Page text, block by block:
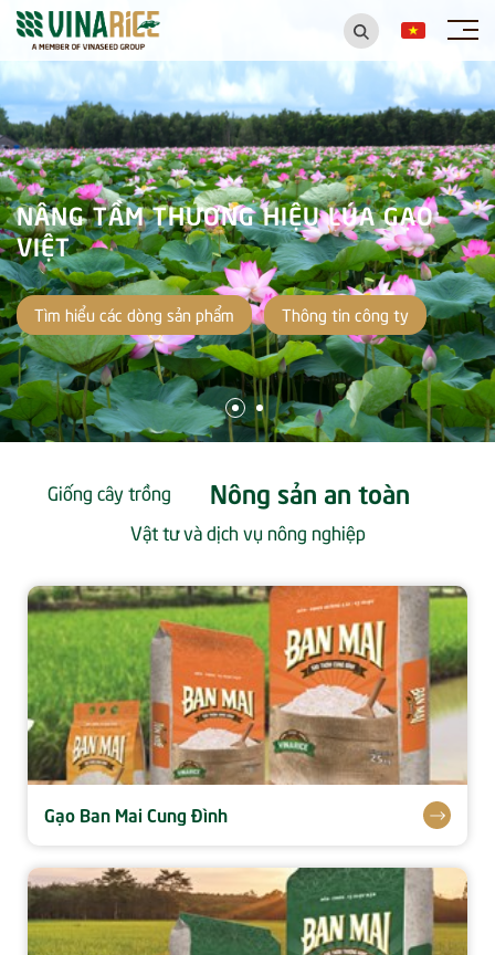
NÂNG TẦM THƯƠNG HIỆU LÚA GẠO
VIỆT
Tìm hiểu các dòng sản phẩm Thông tin công ty
Giống cây trồng Nông sản an toàn
Vật tư và dịch vụ nông nghiệp
Gạo Ban Mai Cung Đình